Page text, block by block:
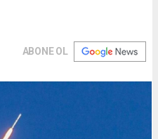
ABONE OL